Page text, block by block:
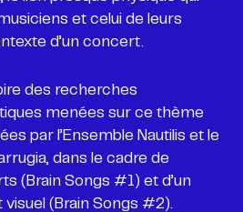
et celui de leurs
d’un concert.
des recherches
menées sur ce thème
par l’Ensemble Nautilis et le
dans le cadre de
(Brain Songs #1) et d’un
(Brain Songs #2).